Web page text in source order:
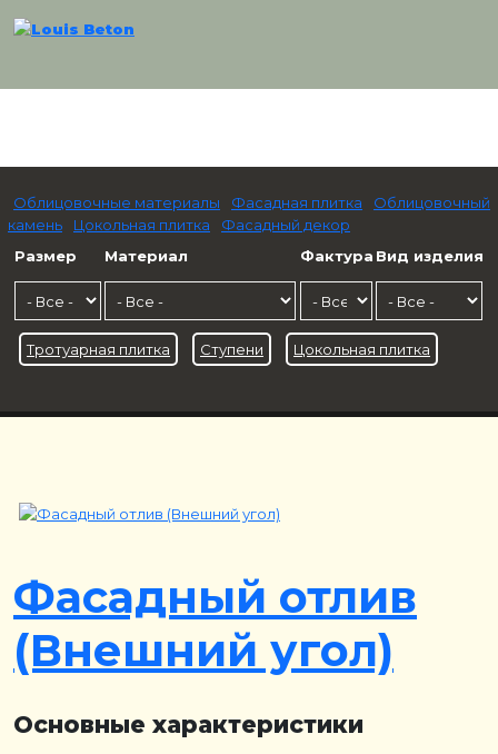
Облицовочные материалы Фасадная плитка
Облицовочный
камень
Цокольная плитка
Фасадный декор
Размер
Материал Фактура Вид изделия
Тротуарная плитка Ступени Цокольная плитка
Фасадный отлив
(Внешний угол)
Основные характеристики